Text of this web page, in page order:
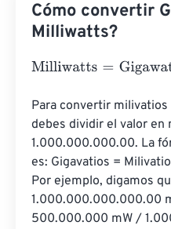
Cómo convertir
Milliwatts?
Milliwatts=Gigawatts×
Para convertir milivatios
debes dividir el valor en
1.000.000.000.00. La
es: Gigavatios =
Por ejemplo, digamos
1.000.000.000.000.00
500.000.000 mW /